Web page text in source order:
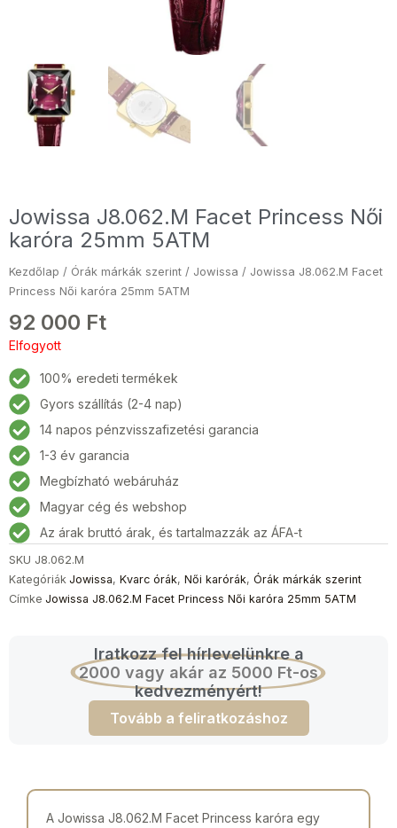
Jowissa J8.062.M Facet Princess Női
karóra 25mm 5ATM
Kezdőlap / Órák márkák szerint / Jowissa / Jowissa J8.062.M Facet
Princess Női karóra 25mm 5ATM
92 000 Ft
Elfogyott
100% eredeti termékek
Gyors szállítás (2-4 nap)
14 napos pénzvisszafizetési garancia
1-3 év garancia
Megbízható webáruház
Magyar cég és webshop
Az árak bruttó árak, és tartalmazzák az ÁFA-t
SKU J8.062.M
Kategóriák Jowissa, Kvarc órák, Női karórák, Órák márkák szerint
Címke Jowissa J8.062.M Facet Princess Női karóra 25mm 5ATM
Iratkozz fel hírlevelünkre a
2000 vagy akár az 5000 Ft-os
kedvezményért!
Tovább a feliratkozáshoz
A Jowissa J8.062.M Facet Princess karóra egy